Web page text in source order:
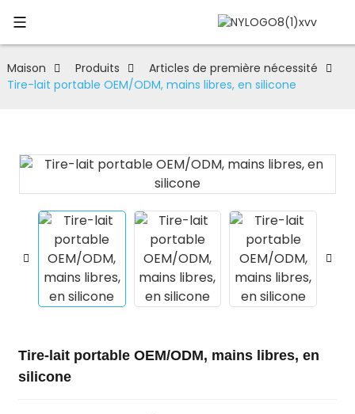
Maison Produits
Articles de première nécessité
Tire-lait portable OEM/ODM, mains libres, en silicone
Tire-lait portable OEM/ODM, mains libres, en
silicone